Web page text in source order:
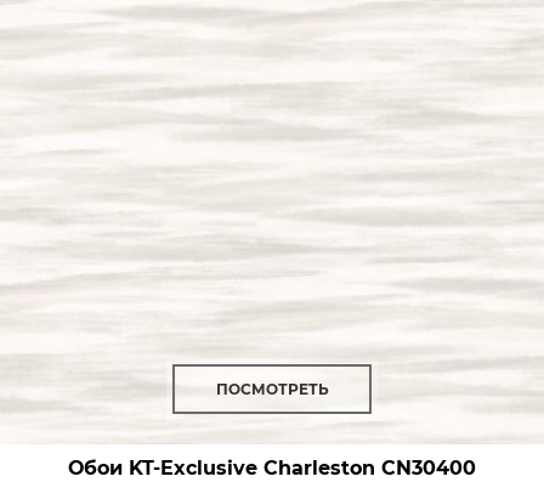
ПОСМОТРЕТЬ
Обои KT-Exclusive Charleston CN30400